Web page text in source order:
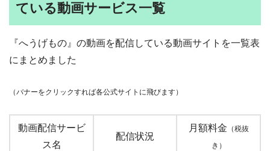
ている動画サービス一覧
『へうげもの』の動画を配信している動画サイトを一覧表
にまとめました
（バナーをクリックすれば各公式サイトに飛びます）
動画配信サービ
ス名
配信状況
月額料金 （税抜
き）